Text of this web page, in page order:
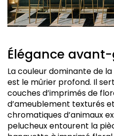
Élégance
La couleur dominante de
est le mûrier profond. Il
couches d’imprimés de
d’ameublement texturés
chromatiques d’animaux
pelucheux entourent la